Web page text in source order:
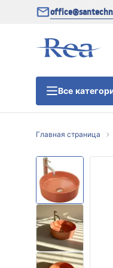
Все
Душевые
Душевые
Линейные
Главная страница